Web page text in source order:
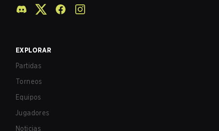
EXPLORAR
Partidas
Torneos
Equipos
Jugadores
Noticias